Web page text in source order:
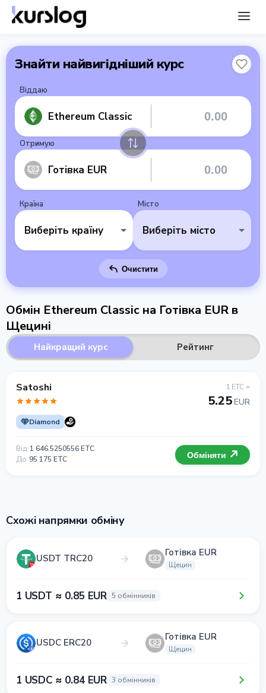
Знайти найвигідніший курс
Віддаю
Ethereum Classic
Отримую
Готівка EUR
Країна
Виберіть країну
Місто
Виберіть місто
Очистити
Обмін Ethereum Classic на Готівка EUR в
Щецині
Найкращий курс Рейтинг
Satoshi
Diamond
1 ETC =
5.25EUR
Від 1 646.5250556 ETC
До 95 175 ETC Обміняти
Схожі напрямки обміну
USDT TRC20 Готівка EUR
Щецин
1 USDT ≈ 0.85 EUR 5 обмінників
USDC ERC20 Готівка EUR
Щецин
1 USDC ≈ 0.84 EUR 3 обмінників